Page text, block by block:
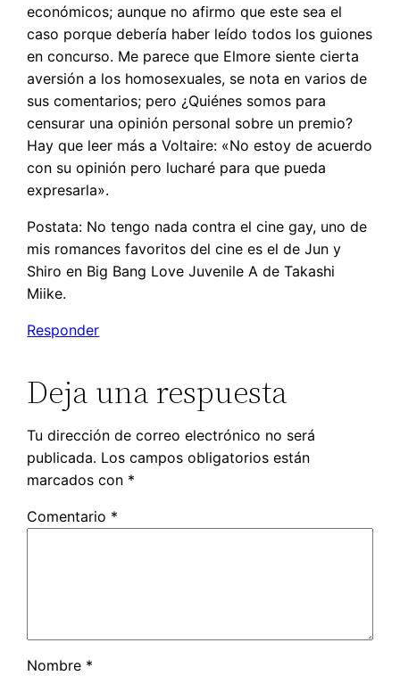
económicos; aunque no afirmo que este sea el
caso porque debería haber leído todos los guiones
en concurso. Me parece que Elmore siente cierta
aversión a los homosexuales, se nota en varios de
sus comentarios; pero ¿Quiénes somos para
censurar una opinión personal sobre un premio?
Hay que leer más a Voltaire: «No estoy de acuerdo
con su opinión pero lucharé para que pueda
expresarla».
Postata: No tengo nada contra el cine gay, uno de
mis romances favoritos del cine es el de Jun y
Shiro en Big Bang Love Juvenile A de Takashi
Miike.
Responder
Deja una respuesta
Tu dirección de correo electrónico no será
publicada. Los campos obligatorios están
marcados con *
Comentario *
Nombre *